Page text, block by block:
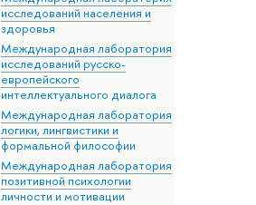
исследований населения и
здоровья
Международная лаборатория
исследований русско-
европейского
интеллектуального диалога
Международная лаборатория
логики, лингвистики и
формальной философии
Международная лаборатория
позитивной психологии
личности и мотивации